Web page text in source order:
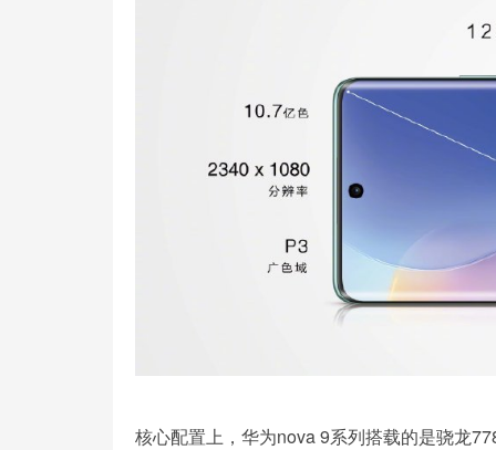
核心配置上，华为nova 9系列搭载的是骁龙